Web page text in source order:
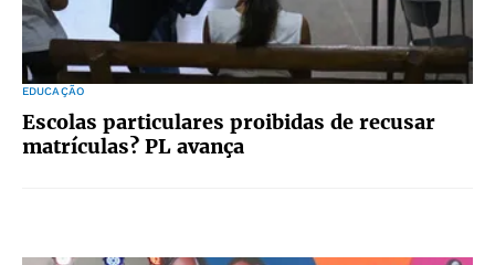
EDUCAÇÃO
Escolas particulares proibidas de recusar
matrículas? PL avança